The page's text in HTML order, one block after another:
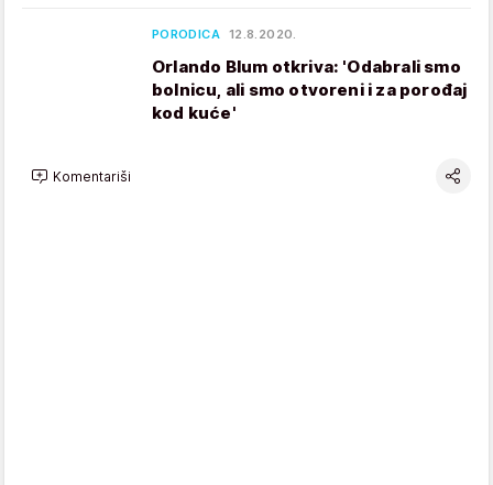
PORODICA 12.8.2020.
Orlando Blum otkriva: 'Odabrali smo
bolnicu, ali smo otvoreni i za porođaj
kod kuće'
Komentariši